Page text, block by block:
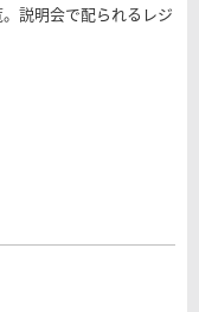
説明会で配られるレジ